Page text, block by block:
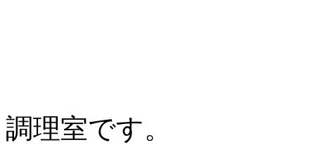
調理室です。